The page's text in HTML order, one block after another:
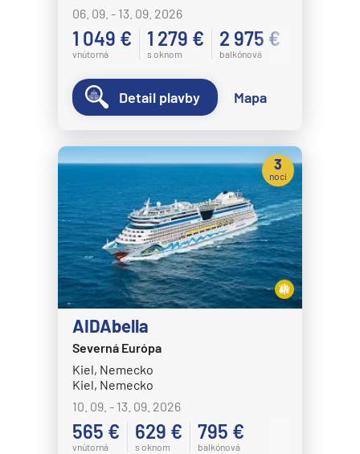
06. 09. - 13. 09. 2026
1 049 €
vnútorná
1 279 €
s oknom
2 975 €
balkónová
Detail plavby Mapa
AIDAbella
Severná Európa
Kiel, Nemecko
Kiel, Nemecko
10. 09. - 13. 09. 2026
565 €
vnútorná
629 €
s oknom
795 €
balkónová
3
noci